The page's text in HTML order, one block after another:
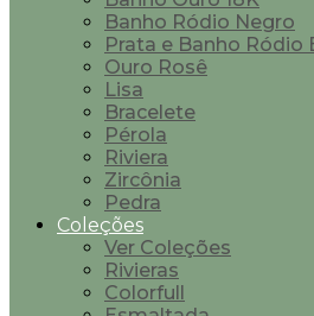
Banho Ródio Negro
Prata e Banho Ródio
Ouro Rosê
Lisa
Bracelete
Pérola
Riviera
Zircônia
Pedra
Coleções
Ver Coleções
Rivieras
Colorfull